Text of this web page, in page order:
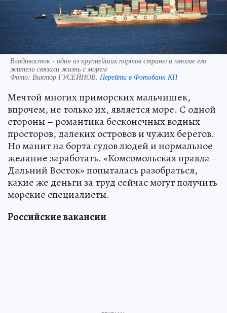
Владивосток - один из крупнейших портов страны и многие его
жители связали жизнь с морем
Фото: Виктор ГУСЕЙНОВ. Перейти в Фотобанк КП
Мечтой многих приморских мальчишек,
впрочем, не только их, является море. С одной
стороны – романтика бесконечных водных
просторов, далеких островов и чужих берегов.
Но манит на борта судов людей и нормальное
желание заработать. «Комсомольская правда –
Дальний Восток» попыталась разобраться,
какие же деньги за труд сейчас могут получить
морские специалисты.
Российские вакансии